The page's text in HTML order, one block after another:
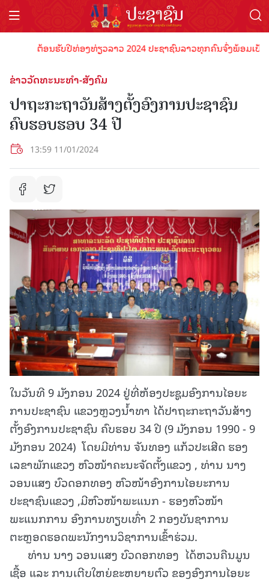
ຕ້ອນຮັບປີທ່ອງທ່ຽວລາວ 2024 ປະຊາຊົນລາວທຸກຄົນຈົ່ງພ້ອມເປັນ
ຂ່າວວັດທະນະທຳ-ສັງຄົມ
ປາຖະກະຖາວັນສ້າງຕັ້ງອົງການປະຊາຊົນ
ຄົບຮອບຮອບ 34 ປີ
13:59 11/01/2024
ໃນວັນທີ 9 ມັງກອນ 2024 ຢູ່ທີ່ຫ້ອງປະຊູມອົງການໄອຍະ
ການປະຊາຊົນ ແຂວງຫຼວງນ້ຳທາ ໄດ້ປາຖະກະຖາວັນສ້າງ
ຕັ້ງອົງການປະຊາຊົນ ຄົບຮອບ 34 ປີ (9 ມັງກອນ 1990 - 9
ມັງກອນ 2024) ໂດຍມີທ່ານ ຈັນທອງ ແກ້ວປະເສີດ ຮອງ
ເລຂາພັກແຂວງ ຫົວໜ້າຄະນະຈັດຕັ້ງແຂວງ , ທ່ານ ນາງ
ວອນແສງ ບົວດອກທອງ ຫົວໜ້າອົງການໄອຍະການ
ປະຊາຊົນແຂວງ ,ມີຫົວໜ້າພະແນກ - ຮອງຫົວໜ້າ
ພະແນກການ ອົງການທຽບເທົ່າ 2 ກອງບັນຊາການ
ຕະຫຼອດຮອດພະນັກງານວິຊາການເຂົ້າຮ່ວມ.
ທ່ານ ນາງ ວອນແສງ ບົວດອກທອງ ໄດ້ຫວນຄືນມູນ
ເຊື້ອ ແລະ ການເຕີບໃຫຍ່ຂະຫຍາຍຕົວ ຂອງອົງການໄອຍະ